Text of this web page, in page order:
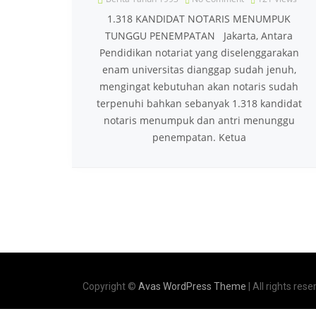
1.318 KANDIDAT NOTARIS MENUMPUK
TUNGGU PENEMPATAN Jakarta, Antara
Pendidikan notariat yang diselenggarakan
enam universitas dianggap sudah jenuh,
mengingat kebutuhan akan notaris sudah
terpenuhi bahkan sebanyak 1.318 kandidat
notaris menumpuk dan antri menunggu
penempatan. Ketua
Copyright © Avas WordPress Theme | All rights